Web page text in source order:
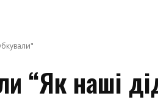
“Як наші